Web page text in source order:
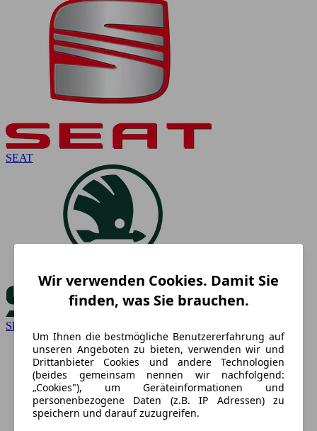
SEAT
Skoda
Wir verwenden Cookies. Damit Sie
finden, was Sie brauchen.
Um Ihnen die bestmögliche Benutzererfahrung auf
unseren Angeboten zu bieten, verwenden wir und
Drittanbieter Cookies und andere Technologien
(beides gemeinsam nennen wir nachfolgend:
„Cookies"), um Geräteinformationen und
personenbezogene Daten (z.B. IP Adressen) zu
speichern und darauf zuzugreifen.